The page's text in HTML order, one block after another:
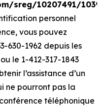
sreg/10207491/
personnel
vous pouvez
630-1962 depuis les
le 1-412-317-1843
l’assistance d’un
ne pourront pas la
téléphonique